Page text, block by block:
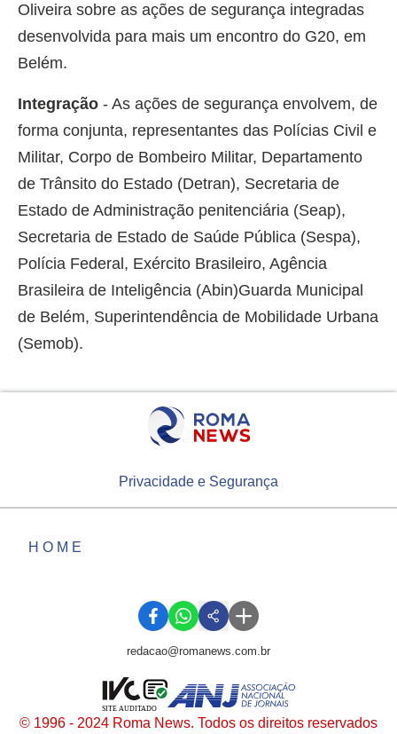
Oliveira sobre as ações de segurança integradas
desenvolvida para mais um encontro do G20, em
Belém.
Integração - As ações de segurança envolvem, de
forma conjunta, representantes das Polícias Civil e
Militar, Corpo de Bombeiro Militar, Departamento
de Trânsito do Estado (Detran), Secretaria de
Estado de Administração penitenciária (Seap),
Secretaria de Estado de Saúde Pública (Sespa),
Polícia Federal, Exército Brasileiro, Agência
Brasileira de Inteligência (Abin)Guarda Municipal
de Belém, Superintendência de Mobilidade Urbana
(Semob).
Privacidade e Segurança
HOME
redacao@romanews.com.br
© 1996 - 2024 Roma News. Todos os direitos reservados
SITE AUDITADO